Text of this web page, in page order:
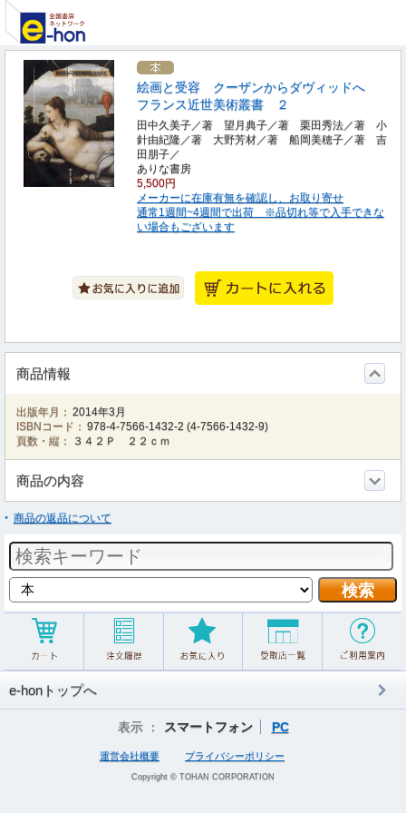
絵画と受容 クーザンからダヴィッドへ
フランス近世美術叢書 ２
田中久美子／著 望月典子／著 栗田秀法／著 小
針由紀隆／著 大野芳材／著 船岡美穂子／著 吉
田朋子／
ありな書房
5,500円
メーカーに在庫有無を確認し、お取り寄せ
通常1週間~4週間で出荷 ※品切れ等で入手できな
い場合もございます
商品情報
出版年月： 2014年3月
ISBNコード： 978-4-7566-1432-2 (4-7566-1432-9)
頁数・縦：
３４２Ｐ ２２ｃｍ
商品の内容
商品の返品について
e-honトップへ
表示 ： スマートフォン PC
運営会社概要 プライバシーポリシー
Copyright © TOHAN CORPORATION